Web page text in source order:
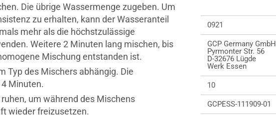
Die übrige Wassermenge zugeben. Um
zu erhalten, kann der Wasseranteil
mehr als die höchstzulässige
Weitere 2 Minuten lang mischen, bis
Mischung entstanden ist.
Typ des Mischers abhängig. Die
Minuten.
um während des Mischens
wieder freizusetzen.
0921
GCP Germany GmbH
Pyrmonter Str. 56
D-32676 Lügde
Werk Essen
10
GCPESS-111909-01